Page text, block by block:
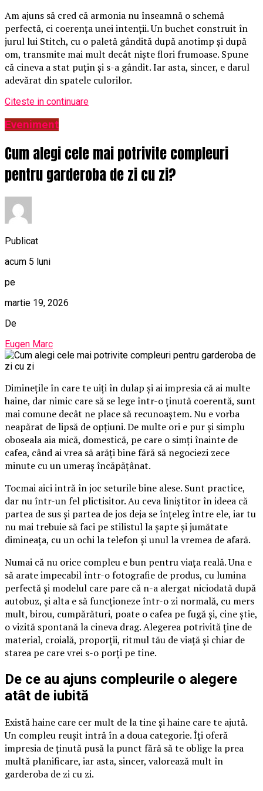
Am ajuns să cred că armonia nu înseamnă o schemă
perfectă, ci coerența unei intenții. Un buchet construit în
jurul lui Stitch, cu o paletă gândită după anotimp și după
om, transmite mai mult decât niște flori frumoase. Spune
că cineva a stat puțin și s-a gândit. Iar asta, sincer, e darul
adevărat din spatele culorilor.
Citeste in continuare
Eveniment
Cum alegi cele mai potrivite compleuri
pentru garderoba de zi cu zi?
Publicat
acum 5 luni
pe
martie 19, 2026
De
Eugen Marc
Diminețile în care te uiți în dulap și ai impresia că ai multe
haine, dar nimic care să se lege într-o ținută coerentă, sunt
mai comune decât ne place să recunoaștem. Nu e vorba
neapărat de lipsă de opțiuni. De multe ori e pur și simplu
oboseala aia mică, domestică, pe care o simți înainte de
cafea, când ai vrea să arăți bine fără să negociezi zece
minute cu un umeraș încăpățânat.
Tocmai aici intră în joc seturile bine alese. Sunt practice,
dar nu într-un fel plictisitor. Au ceva liniștitor în ideea că
partea de sus și partea de jos deja se înțeleg între ele, iar tu
nu mai trebuie să faci pe stilistul la șapte și jumătate
dimineața, cu un ochi la telefon și unul la vremea de afară.
Numai că nu orice compleu e bun pentru viața reală. Una e
să arate impecabil într-o fotografie de produs, cu lumina
perfectă și modelul care pare că n-a alergat niciodată după
autobuz, și alta e să funcționeze într-o zi normală, cu mers
mult, birou, cumpărături, poate o cafea pe fugă și, cine știe,
o vizită spontană la cineva drag. Alegerea potrivită ține de
material, croială, proporții, ritmul tău de viață și chiar de
starea pe care vrei s-o porți pe tine.
De ce au ajuns compleurile o alegere
atât de iubită
Există haine care cer mult de la tine și haine care te ajută.
Un compleu reușit intră în a doua categorie. Îți oferă
impresia de ținută pusă la punct fără să te oblige la prea
multă planificare, iar asta, sincer, valorează mult în
garderoba de zi cu zi.